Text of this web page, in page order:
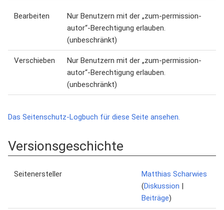
Bearbeiten
Nur Benutzern mit der „zum-permission-
autor“-Berechtigung erlauben.
(unbeschränkt)
Verschieben
Nur Benutzern mit der „zum-permission-
autor“-Berechtigung erlauben.
(unbeschränkt)
Das Seitenschutz-Logbuch für diese Seite ansehen.
Versionsgeschichte
Seitenersteller
Matthias Scharwies
(Diskussion |
Beiträge)